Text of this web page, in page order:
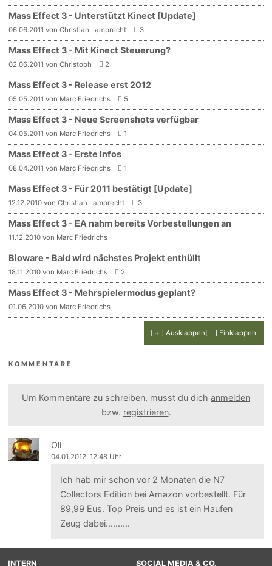
Mass Effect 3 - Unterstützt Kinect [Update]
06.06.2011 von Christian Lamprecht 3
Mass Effect 3 - Mit Kinect Steuerung?
02.06.2011 von Christoph 2
Mass Effect 3 - Release erst 2012
05.05.2011 von Marc Friedrichs 5
Mass Effect 3 - Neue Screenshots verfügbar
04.05.2011 von Marc Friedrichs 1
Mass Effect 3 - Erste Infos
08.04.2011 von Marc Friedrichs 1
Mass Effect 3 - Für 2011 bestätigt [Update]
12.12.2010 von Christian Lamprecht 3
Mass Effect 3 - EA nahm bereits Vorbestellungen an
11.12.2010 von Marc Friedrichs
Bioware - Bald wird nächstes Projekt enthüllt
18.11.2010 von Marc Friedrichs 2
Mass Effect 3 - Mehrspielermodus geplant?
01.06.2010 von Marc Friedrichs
[ + ] Ausklappen[ – ] Einklappen
KOMMENTARE
Um Kommentare zu schreiben, musst du dich anmelden
bzw. registrieren.
Oli
04.01.2012, 12:48 Uhr
Ich hab mir schon vor 2 Monaten die N7
Collectors Edition bei Amazon vorbestellt. Für
89,99 Eus. Top Preis und es ist ein Haufen
Zeug dabei..........
INTERN
SOCIAL MEDIA & CO.